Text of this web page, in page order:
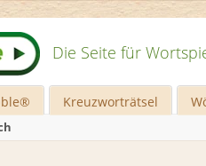
Die Seite für
Kreuzworträtsel